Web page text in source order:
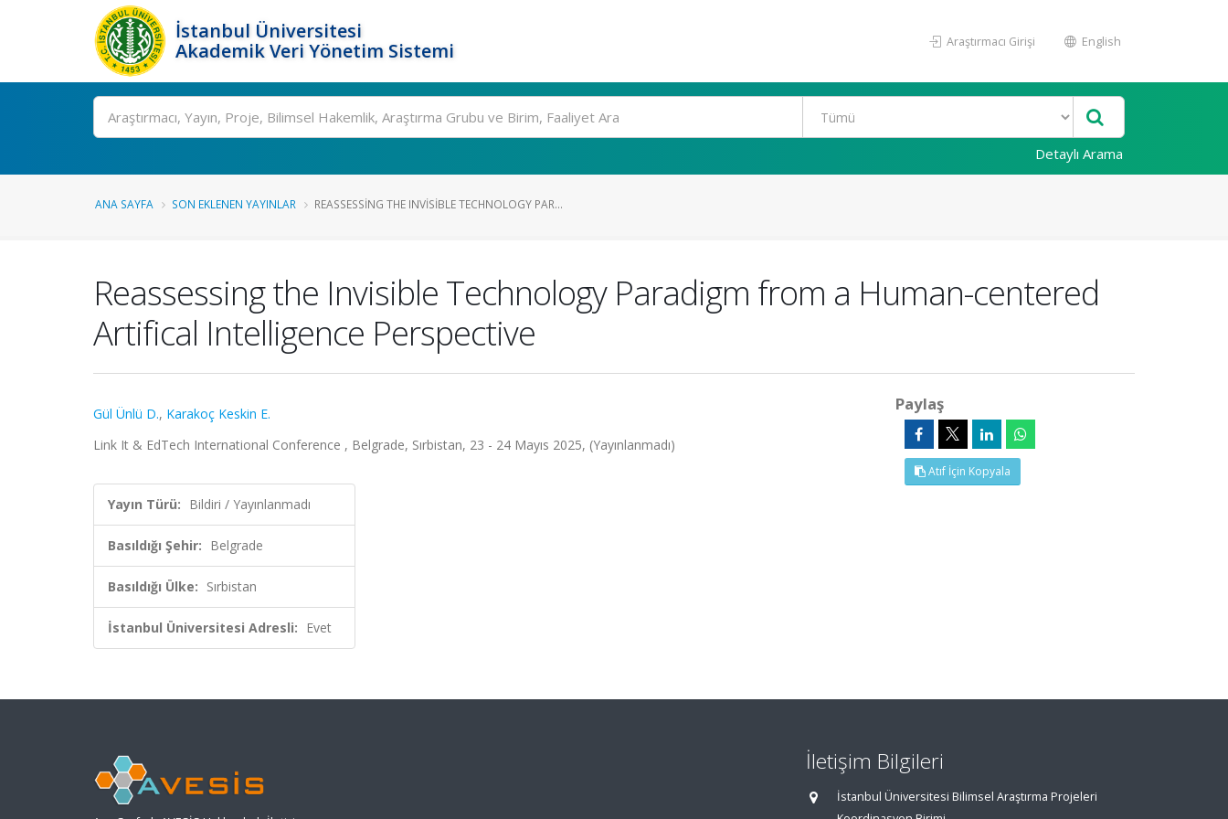
İstanbul Üniversitesi
Akademik Veri Yönetim Sistemi
Araştırmacı Girişi English
Ara
Detaylı Arama
ANA SAYFA SON EKLENEN YAYINLAR REASSESSING THE INVISIBLE TECHNOLOGY PAR...
Reassessing the Invisible Technology Paradigm from a Human-centered
Artifical Intelligence Perspective
Gül Ünlü D., Karakoç Keskin E.
Link It & EdTech International Conference , Belgrade, Sırbistan, 23 - 24 Mayıs 2025, (Yayınlanmadı)
Yayın Türü: Bildiri / Yayınlanmadı
Basıldığı Şehir: Belgrade
Basıldığı Ülke: Sırbistan
İstanbul Üniversitesi Adresli: Evet
Paylaş
Atıf İçin Kopyala
İletişim Bilgileri
İstanbul Üniversitesi Bilimsel Araştırma Projeleri